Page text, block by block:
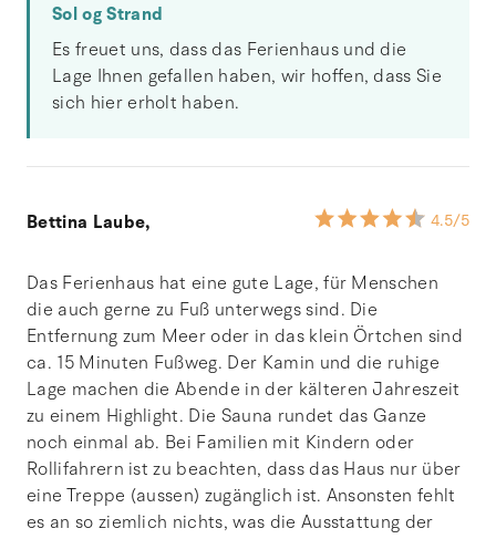
Sol og Strand
Es freuet uns, dass das Ferienhaus und die
Lage Ihnen gefallen haben, wir hoffen, dass Sie
sich hier erholt haben.
Bettina Laube, 4.5/5
Das Ferienhaus hat eine gute Lage, für Menschen
die auch gerne zu Fuß unterwegs sind. Die
Entfernung zum Meer oder in das klein Örtchen sind
ca. 15 Minuten Fußweg. Der Kamin und die ruhige
Lage machen die Abende in der kälteren Jahreszeit
zu einem Highlight. Die Sauna rundet das Ganze
noch einmal ab. Bei Familien mit Kindern oder
Rollifahrern ist zu beachten, dass das Haus nur über
eine Treppe (aussen) zugänglich ist. Ansonsten fehlt
es an so ziemlich nichts, was die Ausstattung der